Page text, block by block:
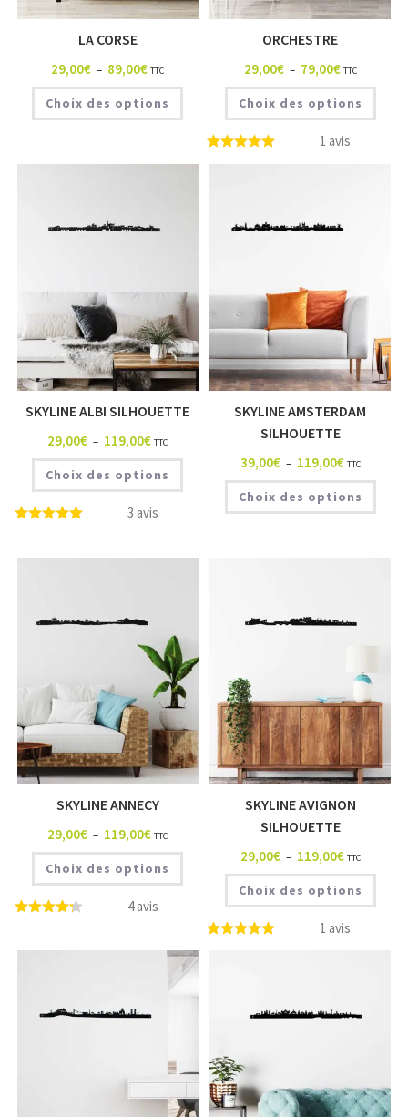
LA CORSE
29,00€ – 89,00€ TTC
Choix des options
1 avis
ORCHESTRE
29,00€ – 79,00€ TTC
Choix des options
3 avis
SKYLINE ALBI SILHOUETTE
29,00€ – 119,00€ TTC
Choix des options
SKYLINE AMSTERDAM
SILHOUETTE
39,00€ – 119,00€ TTC
Choix des options
4 avis
SKYLINE ANNECY
29,00€ – 119,00€ TTC
Choix des options
1 avis
SKYLINE AVIGNON
SILHOUETTE
29,00€ – 119,00€ TTC
Choix des options